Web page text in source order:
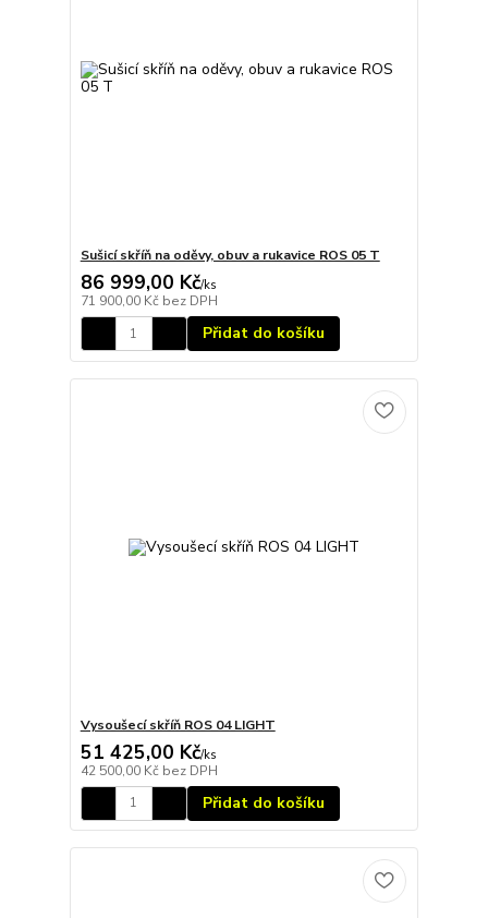
Sušicí skříň na oděvy, obuv a rukavice ROS 05 T
86 999,00 Kč/ks
71 900,00 Kč bez DPH
Přidat do košíku
Vysoušecí skříň ROS 04 LIGHT
51 425,00 Kč/ks
42 500,00 Kč bez DPH
Přidat do košíku